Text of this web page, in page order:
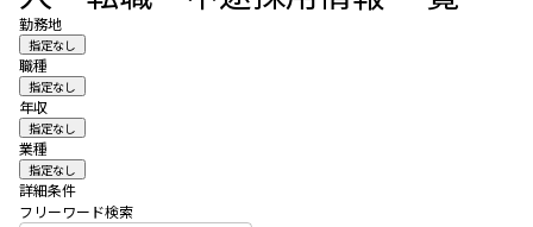
勤務地
指定なし
職種
指定なし
年収
指定なし
業種
指定なし
詳細条件
フリーワード検索